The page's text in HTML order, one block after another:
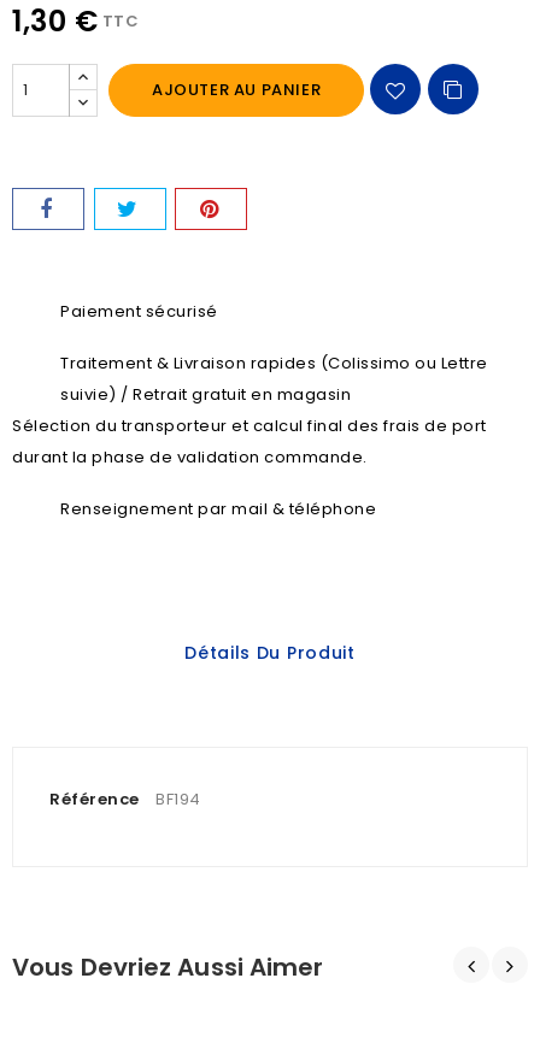
1,30 € TTC
AJOUTER AU PANIER
Paiement sécurisé
Traitement & Livraison rapides (Colissimo ou Lettre
suivie) / Retrait gratuit en magasin
Sélection du transporteur et calcul final des frais de port
durant la phase de validation commande.
Renseignement par mail & téléphone
Détails Du Produit
Référence BF194
Vous Devriez Aussi Aimer